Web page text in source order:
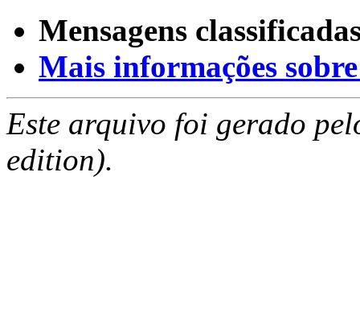
Mensagens
Mais informações
Este arquivo foi gerado
edition).